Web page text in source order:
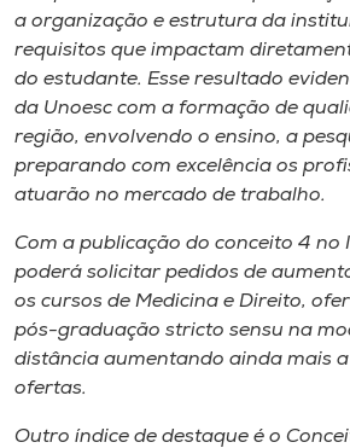
a organização e estrutura da
requisitos que impactam
do estudante. Esse resultado
da Unoesc com a formação de
região, envolvendo o ensino, a
preparando com excelência os
atuarão no mercado de trabalho.
Com a publicação do conceito 4 no
poderá solicitar pedidos de
os cursos de Medicina e Direito,
pós-graduação stricto sensu na
distância aumentando ainda mais
ofertas.
Outro índice de destaque é o